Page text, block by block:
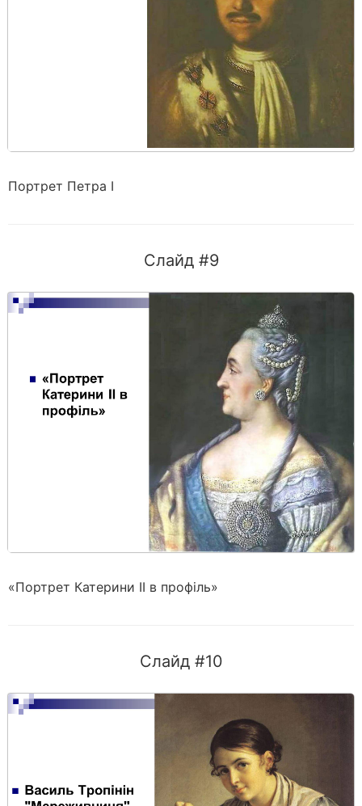
Портрет Петра I
Слайд #9
«Портрет Катерини II в профіль»
Слайд #10